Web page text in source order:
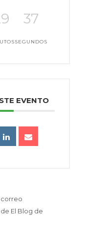
37
SEGUNDOS
EVENTO
El Blog de